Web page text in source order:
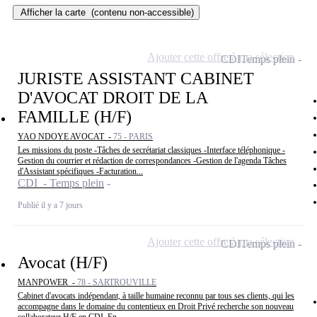
Afficher la carte (contenu non-accessible)
JURISTE ASSISTANT CABINET
D'AVOCAT DROIT DE LA
FAMILLE (H/F)
YAO NDOYE AVOCAT - 75 - PARIS
Les missions du poste -Tâches de secrétariat classiques -Interface téléphonique -
Gestion du courrier et rédaction de correspondances -Gestion de l'agenda Tâches
d'Assistant spécifiques -Facturation...
CDI - Temps plein
Publié il y a 7 jours
CDITemps plein
Ajouter cette offre à ma sélection
Avocat (H/F)
MANPOWER - 78 - SARTROUVILLE
Cabinet d'avocats indépendant, à taille humaine reconnu par tous ses clients, qui les
accompagne dans le domaine du contentieux en Droit Privé recherche son nouveau
CDITemps plein
Ajouter cette offre à ma sélection